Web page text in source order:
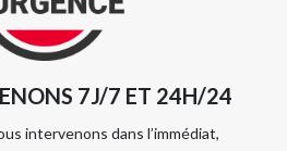
7J/7 ET 24H/24
intervenons dans l’immédiat,